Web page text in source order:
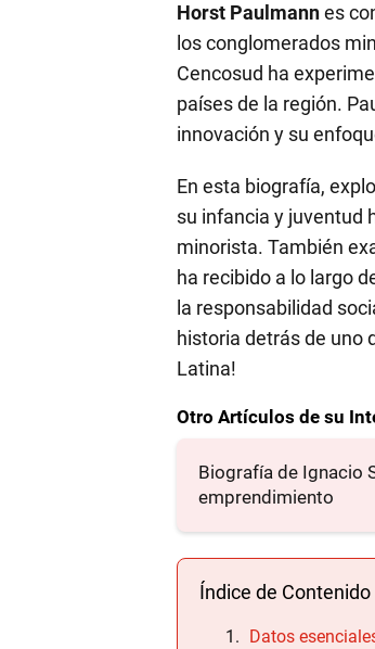
Horst Paulmannes
los conglomerados
Cencosud ha
países de la región.
innovación y su
En esta biografía,
su infancia y juventud
minorista. También
ha recibido a lo largo
la responsabilidad
historia detrás de uno
Latina!
Otro Artículos de su
Biografía de Ignacio
emprendimiento
Índice de Contenido
Datos